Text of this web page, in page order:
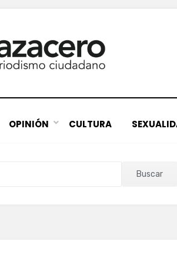
OPINIÓN CULTURA
Buscar